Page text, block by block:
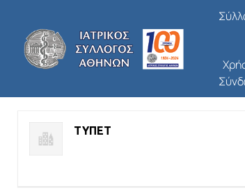
περιεχόμενο
Ταμείο Υγείας
Από/09/02/2026
ΑΠΑΣΧΟΛΗΣΗ - ΖΗΤΗΣΗ ΙΑΤΡΙΚΟΥ
ΤΥΠΕΤ